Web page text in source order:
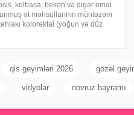
kolbasa, bekon və digər emal
ət məhsullarının müntəzəm
kolorektal (yoğun və düz
qis geyimləri 2026 gözəl
vidyolar novruz bayramı